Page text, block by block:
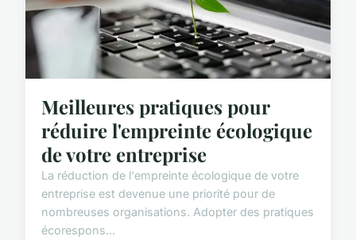
Meilleures pratiques pour
réduire l'empreinte écologique
de votre entreprise
La réduction de l'empreinte écologique de votre
entreprise est devenue une priorité pour de
nombreuses organisations. Adopter des pratiques
écorespons...